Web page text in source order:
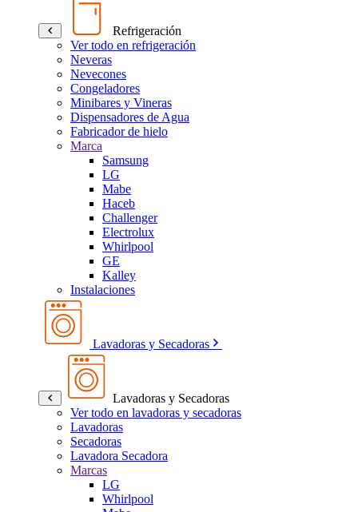
Refrigeración
Ver todo en refrigeración
Neveras
Nevecones
Congeladores
Minibares y Vineras
Dispensadores de Agua
Fabricador de hielo
Marca
Samsung
LG
Mabe
Haceb
Challenger
Electrolux
Whirlpool
GE
Kalley
Instalaciones
Lavadoras y Secadoras
Lavadoras y Secadoras
Ver todo en lavadoras y secadoras
Lavadoras
Secadoras
Lavadora Secadora
Marcas
LG
Whirlpool